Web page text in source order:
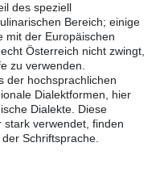
des speziell
Bereich; einige
mit der Europäischen
Österreich nicht zwingt,
zu verwenden.
der hochsprachlichen
Dialektformen, hier
Dialekte. Diese
verwendet, finden
Schriftsprache.